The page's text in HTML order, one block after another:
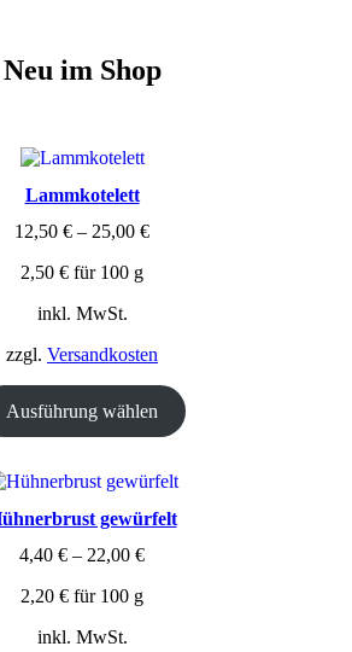
Neu im Shop
Lammkotelett
12,50 € – 25,00 €
2,50 € für 100 g
inkl. MwSt.
zzgl. Versandkosten
Ausführung wählen
gewürfelt
4,40 € – 22,00 €
2,20 € für 100 g
inkl. MwSt.